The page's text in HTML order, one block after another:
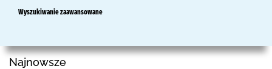
Wyszukiwanie zaawansowane
Najnowsze